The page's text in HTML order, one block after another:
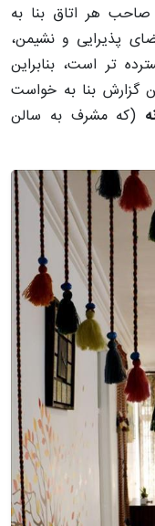
هر اتاق بنا به
پذیرایی و نشیمن،
تر است، بنابراین
گزارش بنا به خواست
(که مشرف به سالن